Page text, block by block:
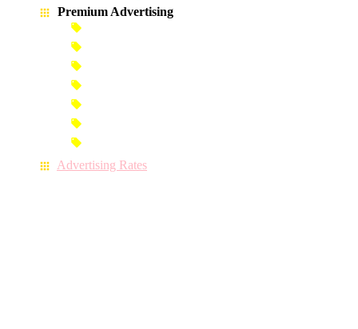
Premium Advertising
Advertising Rates